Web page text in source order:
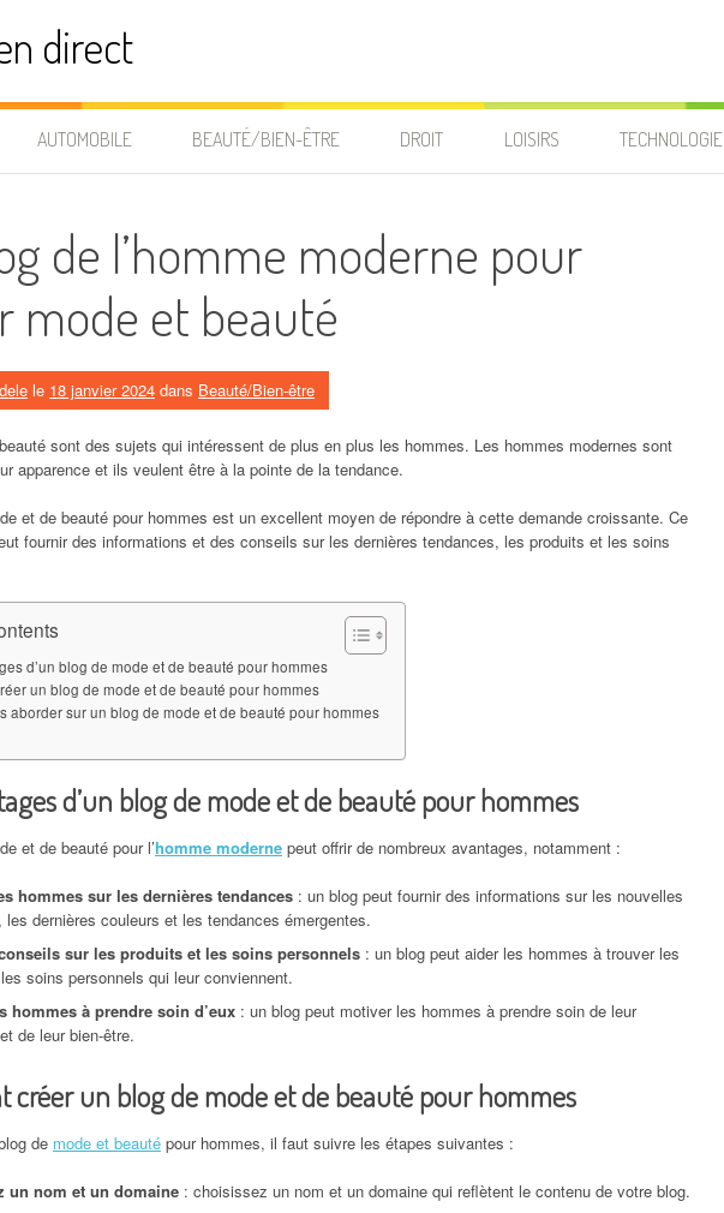
direct
AUTOMOBILE BEAUTÉ/BIEN-ÊTRE DROIT LOISIRS TECHNOLOGIE
de l’homme moderne pour
mode et beauté
le 18 janvier 2024 dans Beauté/Bien-être
sont des sujets qui intéressent de plus en plus les hommes. Les hommes modernes sont
apparence et ils veulent être à la pointe de la tendance.
et de beauté pour hommes est un excellent moyen de répondre à cette demande croissante. Ce
fournir des informations et des conseils sur les dernières tendances, les produits et les soins
d’un blog de mode et de beauté pour hommes
un blog de mode et de beauté pour hommes
aborder sur un blog de mode et de beauté pour hommes
d’un blog de mode et de beauté pour hommes
et de beauté pour l’homme moderne peut offrir de nombreux avantages, notamment :
hommes sur les dernières tendances : un blog peut fournir des informations sur les nouvelles
dernières couleurs et les tendances émergentes.
sur les produits et les soins personnels : un blog peut aider les hommes à trouver les
soins personnels qui leur conviennent.
hommes à prendre soin d’eux : un blog peut motiver les hommes à prendre soin de leur
de leur bien-être.
créer un blog de mode et de beauté pour hommes
de mode et beauté pour hommes, il faut suivre les étapes suivantes :
un nom et un domaine : choisissez un nom et un domaine qui reflètent le contenu de votre blog.